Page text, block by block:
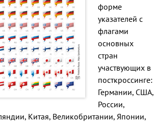
форме
указателей c
флагами
основных
стран
участвующих в
посткроссинге:
Германии, США,
России,
Китая, Великобритании, Японии,